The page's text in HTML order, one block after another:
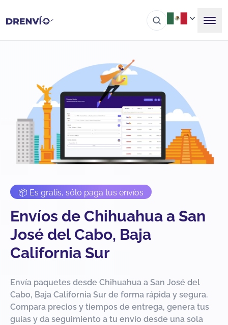
📦 Es gratis, sólo paga tus envíos
Envíos de Chihuahua a San
José del Cabo, Baja
California Sur
Envía paquetes desde Chihuahua a San José del
Cabo, Baja California Sur de forma rápida y segura.
Compara precios y tiempos de entrega, genera tus
guías y da seguimiento a tu envío desde una sola